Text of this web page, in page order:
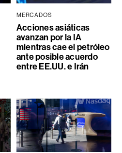
MERCADOS
Acciones asiáticas
avanzan por la IA
mientras cae el petróleo
ante posible acuerdo
entre EE.UU. e Irán